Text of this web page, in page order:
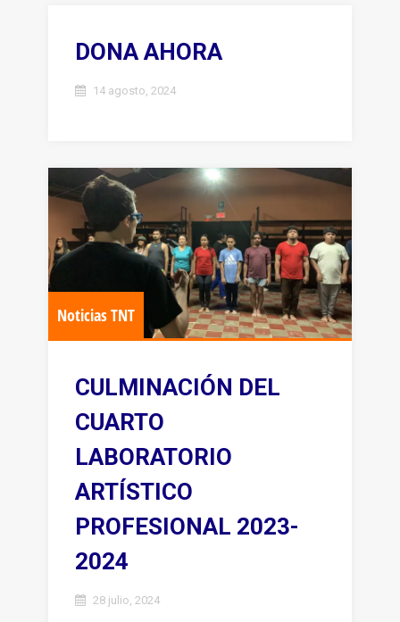
DONA AHORA
14 agosto, 2024
Noticias TNT
CULMINACIÓN DEL
CUARTO
LABORATORIO
ARTÍSTICO
PROFESIONAL 2023-
2024
28 julio, 2024